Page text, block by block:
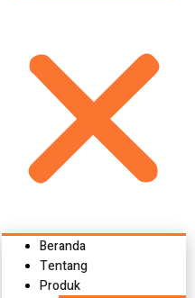
Beranda
Tentang
Produk